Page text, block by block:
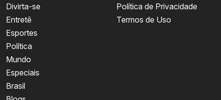
Divirta-se
Entretê
Esportes
Política
Mundo
Especiais
Brasil
Política de Privacidade
Termos de Uso